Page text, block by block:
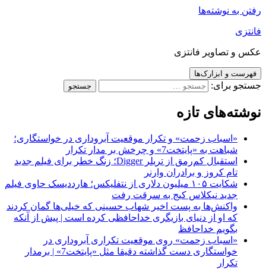
رفتن به نوشته‌ها
فانتزی
عکس و تصاویر فانتزی
فهرست و ابزارک‌ها
جستجو برای:
نوشته‌های تازه
«اسباب زحمت» و تکرار موقعیت آبروداری در خواستگاری؛
شباهت به «پایتخت7» و چرخش بر مدار تکرار
استقبال کم‌رمق از تریلر Digger؛ زنگ خطر برای فیلم جدید
تام کروز و برادران وارنر
شکایت ۱۰۵ میلیون دلاری از نتفلیکس؛ هارددیسک حاوی فیلم
جدید نیکلاس کیج به سرقت رفت
واکنش‌ها به پست اخیر شهاب حسینی که خیلی‌ها گمان کردند
که او از دنیای بازیگری خداحافظی کرده است | پیش از آنکه
بگویم خداحافظ
«اسباب زحمت» روی موقعیت تکراری آبروداری در
خواستگاری دست گذاشته دقیقا مثل «پایتخت7» | برمدار
تکرار